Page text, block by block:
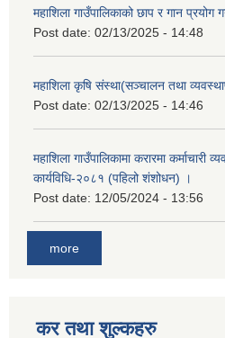
महाशिला गाउँपालिकाको छाप र गान प्रयोग
Post date: 02/13/2025 - 14:48
महाशिला कृषि संस्था(सञ्चालन तथा
Post date: 02/13/2025 - 14:46
महाशिला गाउँपालिकामा करारमा कर्माचारी
कार्यविधि-२०८१ (पहिलो शंशोधन) ।
Post date: 12/05/2024 - 13:56
more
कर तथा शुल्कहरु